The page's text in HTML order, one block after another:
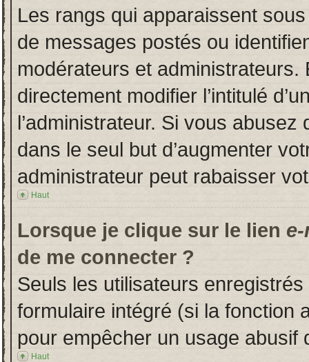
Les rangs qui apparaissent
de messages postés ou
modérateurs et
directement modifier l’intitulé
l’administrateur. Si vous
dans le seul but d’augmenter
administrateur peut rabaisser
Haut
Lorsque je clique sur le lien
de me connecter ?
Seuls les utilisateurs
formulaire intégré (si la fonction
pour empêcher un usage abusif
Haut